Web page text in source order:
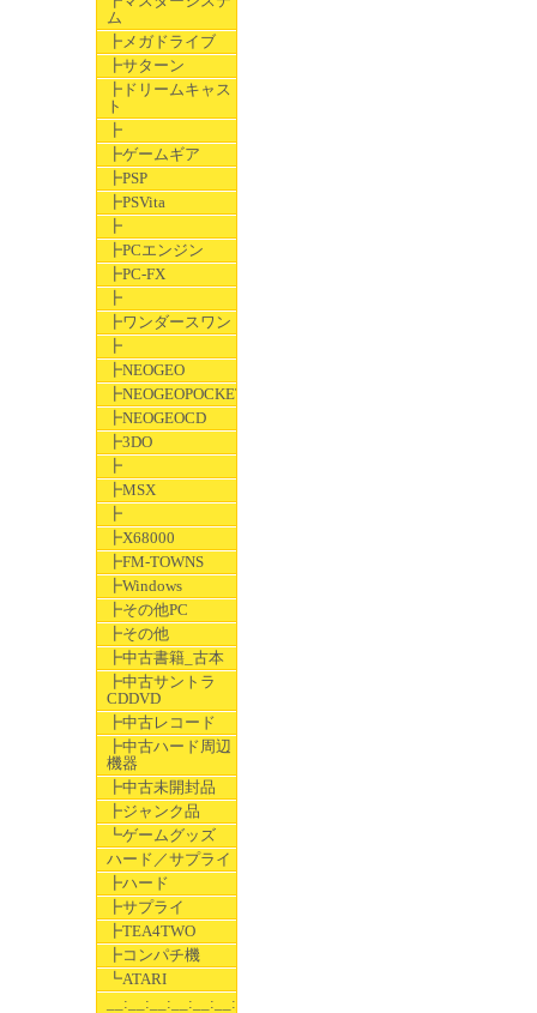
ム
┣メガドライブ
┣サターン
┣ドリームキャス
ト
┣
┣ゲームギア
┣PSP
┣PSVita
┣
┣PCエンジン
┣PC-FX
┣
┣ワンダースワン
┣
┣NEOGEO
┣NEOGEOPOCKET
┣NEOGEOCD
┣3DO
┣
┣MSX
┣
┣X68000
┣FM-TOWNS
┣Windows
┣その他PC
┣その他
┣中古書籍_古本
┣中古サントラ
CDDVD
┣中古レコード
┣中古ハード周辺
機器
┣中古未開封品
┣ジャンク品
┗ゲームグッズ
ハード／サプライ
┣ハード
┣サプライ
┣TEA4TWO
┣コンパチ機
┗ATARI
__:__:__:__:__:__:__